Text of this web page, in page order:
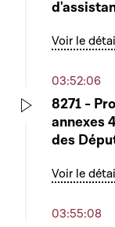
Voir le
03:52:06
8271 -
annexes
des
Voir le
03:55:08